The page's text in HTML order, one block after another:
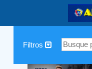
Filtros